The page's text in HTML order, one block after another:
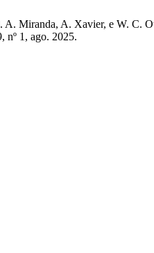
Miranda, A. Xavier, e W. C.
nº 1, ago. 2025.